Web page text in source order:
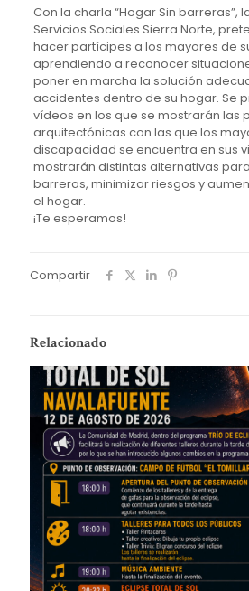
Con la charla “Hogar Sin barreras”,
Servicios Sociales Sierra Norte,
hacer partícipes a los mayores de
aprendiendo a reconocer
poner en marcha la solución
accidentes dentro de su hogar. Se
vídeos en los que se mostrarán las
arquitectónicas con las que los
discapacidad se encuentra en sus
mostrarán distintas alternativas
barreras, minimizar riesgos y
el hogar.
¡Te esperamos!
Compartir
Relacionado